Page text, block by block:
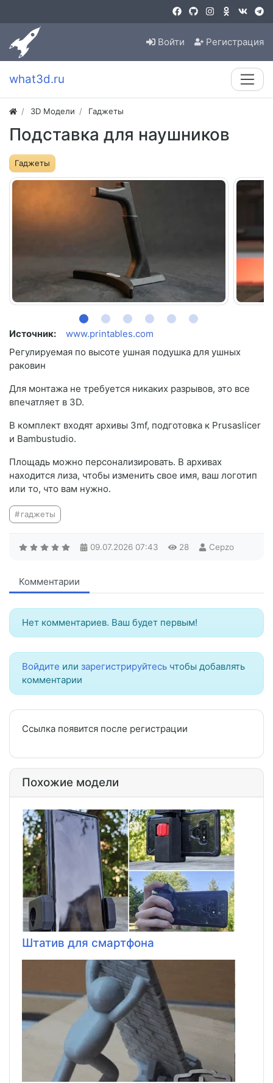
Войти Регистрация
what3d.ru
3D Модели Гаджеты
Подставка для наушников
Гаджеты
Источник:
www.printables.com
Регулируемая по высоте ушная подушка для ушных
раковин
Для монтажа не требуется никаких разрывов, это все
впечатляет в 3D.
В комплект входят архивы 3mf, подготовка к Prusaslicer
и Bambustudio.
Площадь можно персонализировать. В архивах
находится лиза, чтобы изменить свое имя, ваш логотип
или то, что вам нужно.
гаджеты
09.07.2026 07:43 28 Cepzo
Комментарии
Нет комментариев. Ваш будет первым!
Войдите или зарегистрируйтесь чтобы добавлять
комментарии
Ссылка появится после регистрации
Похожие модели
Штатив для смартфона